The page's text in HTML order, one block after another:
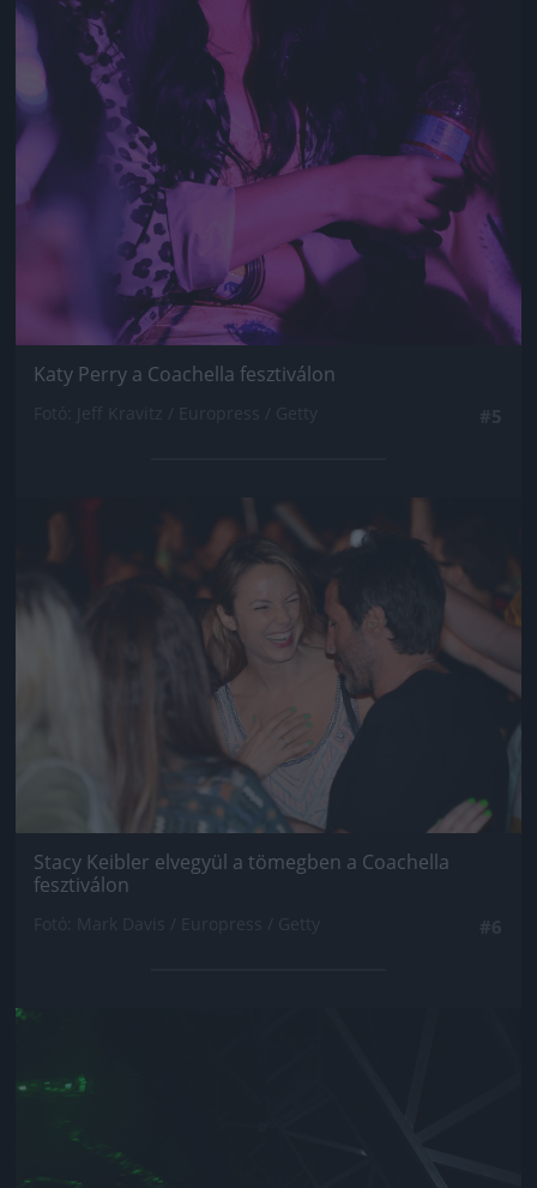
Katy Perry a Coachella fesztiválon
Jön még kép!
Stacy Keibler elvegyül a tömegben a Coachella
fesztiválon